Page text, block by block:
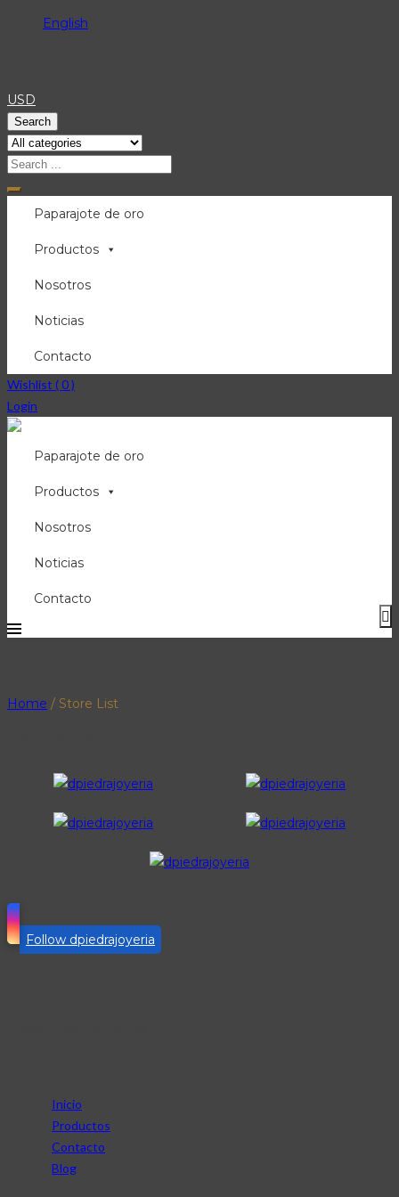
English
USD
Search
Paparajote de oro
Productos
Nosotros
Noticias
Contacto
Wishlist (0)
Login
Paparajote de oro
Productos
Nosotros
Noticias
Contacto
Home / Store List
Follow dpiedrajoyeria
Inicio
Productos
Contacto
Blog